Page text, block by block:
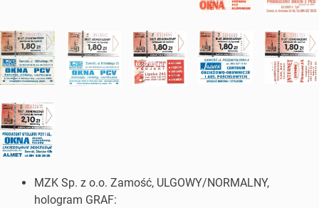
MZK Sp. z o.o. Zamość, ULGOWY/NORMALNY,
hologram GRAF: